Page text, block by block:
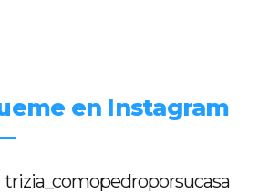
en Instagram
trizia_comopedroporsucasa